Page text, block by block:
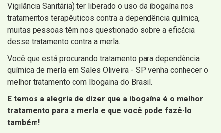
Vigilância Sanitária) ter liberado o uso da ibogaína nos
tratamentos terapêuticos contra a dependência química,
muitas pessoas têm nos questionado sobre a eficácia
desse tratamento contra a merla.
Você que está procurando tratamento para dependência
química de merla em Sales Oliveira - SP venha conhecer o
melhor tratamento com Ibogaína do Brasil.
E temos a alegria de dizer que a ibogaína é o melhor
tratamento para a merla e que você pode fazê-lo
também!